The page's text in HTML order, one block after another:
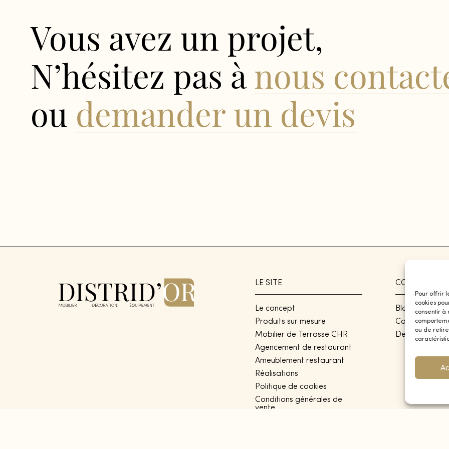
Pour offrir
cookies
consentir à
ou de
Vous avez un projet,
N’hésitez pas ànous
ou demander un devis
LE SITE
Le concept
Produits sur mesure
Mobilier de Terrasse CHR
Agencement de restaurant
Ameublement restaurant
Réalisations
Politique de cookies
Conditions générales de
vente
CONTACT
Blog
Contact
Devis